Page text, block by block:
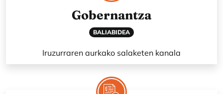
Gobernantza
BALIABIDEA
Iruzurraren aurkako salaketen kanala